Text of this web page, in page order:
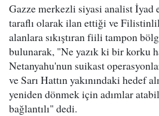
Gazze merkezli siyasi analist
taraflı olarak ilan ettiği ve
alanlara sıkıştıran fiili tampon
bulunarak, "Ne yazık ki bir korku
Netanyahu'nun suikast
ve Sarı Hattın yakınındaki hedef
yeniden dönmek için adımlar
bağlantılı" dedi.